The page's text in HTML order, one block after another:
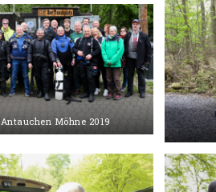
Antauchen Möhne 2019